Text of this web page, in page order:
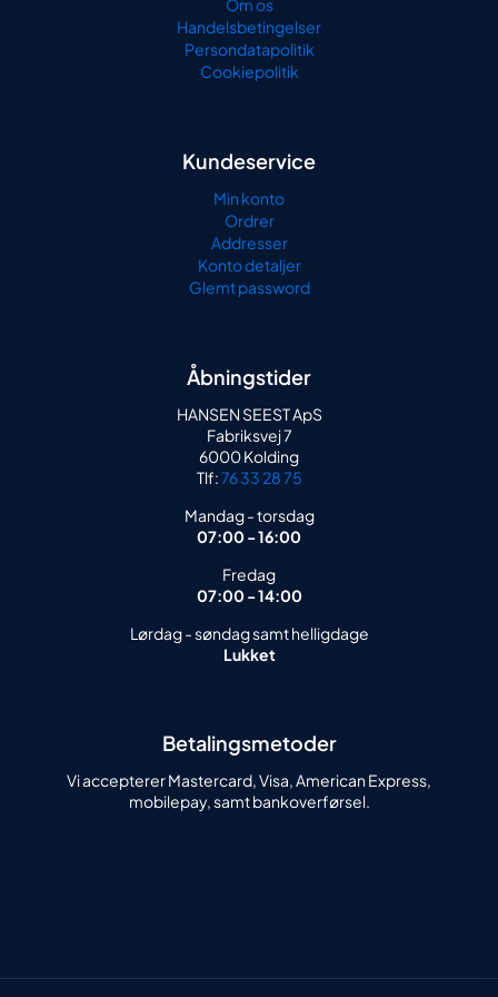
Om os
Handelsbetingelser
Persondatapolitik
Cookiepolitik
Kundeservice
Min konto
Ordrer
Addresser
Konto detaljer
Glemt password
Åbningstider
HANSEN SEEST ApS
Fabriksvej 7
6000 Kolding
Tlf:76 33 28 75
Mandag - torsdag
07:00 - 16:00
Fredag
07:00 - 14:00
Lørdag - søndag samt helligdage
Lukket
Betalingsmetoder
Vi accepterer Mastercard, Visa, American Express,
mobilepay, samt bankoverførsel.